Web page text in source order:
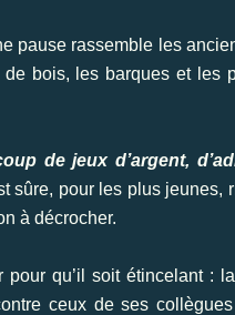
pause rassemble les
bois, les barques et les
de jeux d’argent,
sûre, pour les plus
à décrocher.
pour qu’il soit étincelant :
ceux de ses